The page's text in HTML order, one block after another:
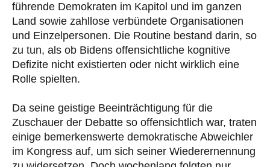
führende Demokraten im Kapitol und im ganzen
Land sowie zahllose verbündete Organisationen
und Einzelpersonen. Die Routine bestand darin, so
zu tun, als ob Bidens offensichtliche kognitive
Defizite nicht existierten oder nicht wirklich eine
Rolle spielten.
Da seine geistige Beeinträchtigung für die
Zuschauer der Debatte so offensichtlich war, traten
einige bemerkenswerte demokratische Abweichler
im Kongress auf, um sich seiner Wiederernennung